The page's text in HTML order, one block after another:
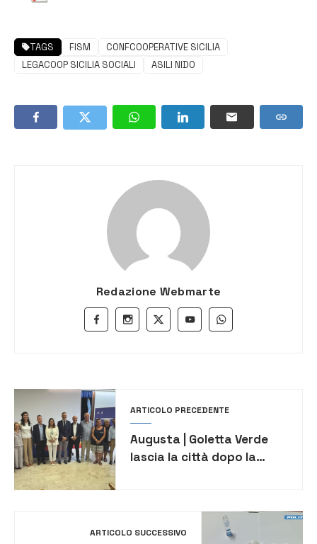
TAGS FISM
CONFCOOPERATIVE SICILIA
LEGACOOP SICILIA SOCIALI
ASILI NIDO
Redazione Webmarte
ARTICOLO PRECEDENTE
Augusta | Goletta Verde
lascia la città dopo la
ARTICOLO SUCCESSIVO